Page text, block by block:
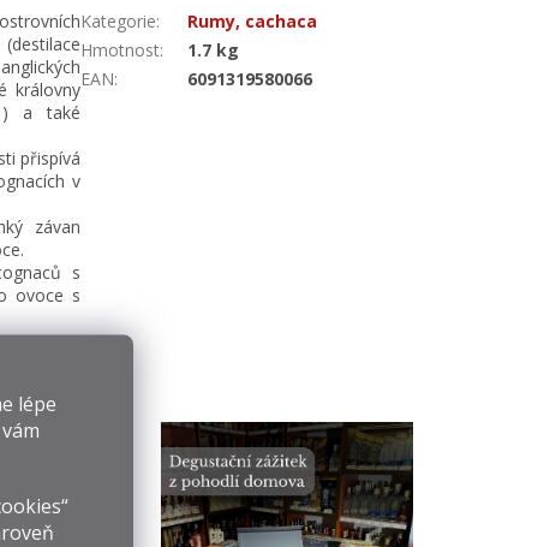
lépe
královny
a také
přispívá
v
závan
s
ovoce s
Kategorie:
Rumy, cachaca
Hmotnost:
1.7 kg
EAN: 6091319580066